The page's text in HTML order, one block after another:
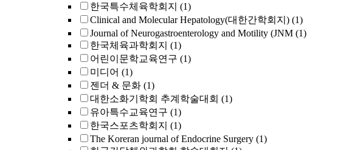
한국특수체육학회지 (1)
Clinical and Molecular Hepatology(대한간학회지) (1)
Journal of Neurogastroenterology and Motility (JNM (1)
한국체육과학회지 (1)
어린이문학교육연구 (1)
미디어 (1)
젠더 & 문화 (1)
대한소화기학회 추계학술대회 (1)
유아특수교육연구 (1)
한국스포츠학회지 (1)
The Koreran journal of Endocrine Surgery (1)